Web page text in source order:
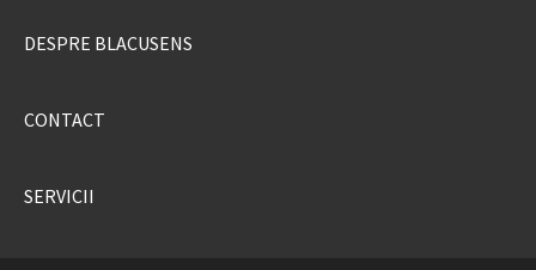
DESPRE BLACUSENS
CONTACT
SERVICII